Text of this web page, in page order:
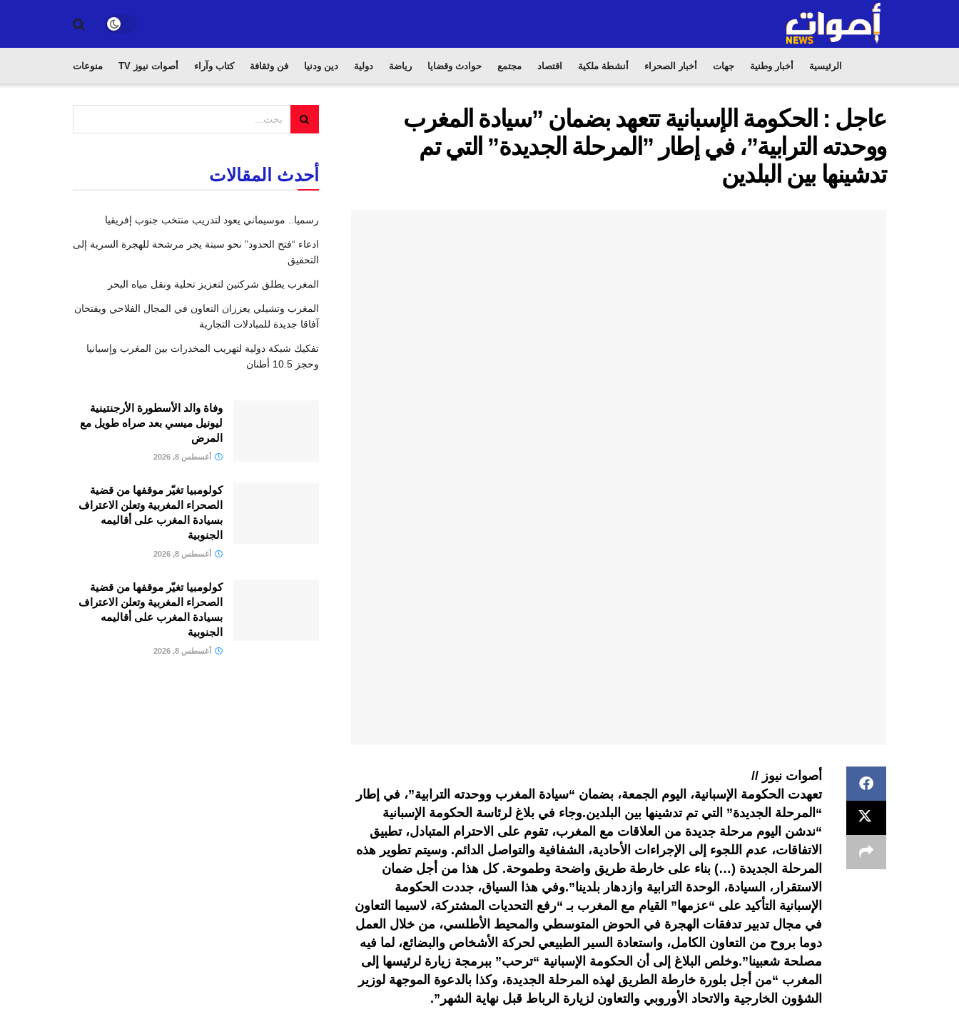
الرئيسية أخبار وطنية جهات أخبار الصحراء أنشطة ملكية اقتصاد مجتمع حوادث وقضايا رياضة دولية دين ودنيا فن وثقافة كتاب وآراء أصوات نيوز TV منوعات
عاجل : الحكومة الإسبانية تتعهد بضمان ”سيادة المغرب
ووحدته الترابية”، في إطار ”المرحلة الجديدة” التي تم
تدشينها بين البلدين
أصوات نيوز //
تعهدت الحكومة الإسبانية، اليوم الجمعة، بضمان “سيادة المغرب ووحدته الترابية”، في إطار
“المرحلة الجديدة” التي تم تدشينها بين البلدين.وجاء في بلاغ لرئاسة الحكومة الإسبانية
“ندشن اليوم مرحلة جديدة من العلاقات مع المغرب، تقوم على الاحترام المتبادل، تطبيق
الاتفاقات، عدم اللجوء إلى الإجراءات الأحادية، الشفافية والتواصل الدائم. وسيتم تطوير هذه
المرحلة الجديدة (…) بناء على خارطة طريق واضحة وطموحة. كل هذا من أجل ضمان
الاستقرار، السيادة، الوحدة الترابية وازدهار بلدينا”.وفي هذا السياق، جددت الحكومة
الإسبانية التأكيد على “عزمها” القيام مع المغرب بـ “رفع التحديات المشتركة، لاسيما التعاون
في مجال تدبير تدفقات الهجرة في الحوض المتوسطي والمحيط الأطلسي، من خلال العمل
دوما بروح من التعاون الكامل، واستعادة السير الطبيعي لحركة الأشخاص والبضائع، لما فيه
مصلحة شعبينا”.وخلص البلاغ إلى أن الحكومة الإسبانية “ترحب” ببرمجة زيارة لرئيسها إلى
المغرب “من أجل بلورة خارطة الطريق لهذه المرحلة الجديدة، وكذا بالدعوة الموجهة لوزير
الشؤون الخارجية والاتحاد الأوروبي والتعاون لزيارة الرباط قبل نهاية الشهر”.
أحدث المقالات
رسميا.. موسيماني يعود لتدريب منتخب جنوب إفريقيا
ادعاء “فتح الحدود” نحو سبتة يجر مرشحة للهجرة السرية إلى
التحقيق
المغرب يطلق شركتين لتعزيز تحلية ونقل مياه البحر
المغرب وتشيلي يعززان التعاون في المجال الفلاحي ويفتحان
آفاقا جديدة للمبادلات التجارية
تفكيك شبكة دولية لتهريب المخدرات بين المغرب وإسبانيا
وحجز 10.5 أطنان
وفاة والد الأسطورة الأرجنتينية
ليونيل ميسي بعد صراه طويل مع
المرض
أغسطس 8, 2026
كولومبيا تغيّر موقفها من قضية
الصحراء المغربية وتعلن الاعتراف
بسيادة المغرب على أقاليمه
الجنوبية
أغسطس 8, 2026
كولومبيا تغيّر موقفها من قضية
الصحراء المغربية وتعلن الاعتراف
بسيادة المغرب على أقاليمه
الجنوبية
أغسطس 8, 2026